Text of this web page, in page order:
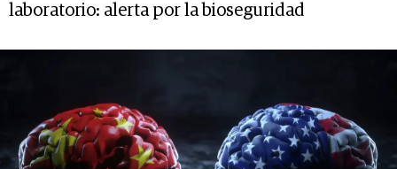
laboratorio: alerta por la bioseguridad